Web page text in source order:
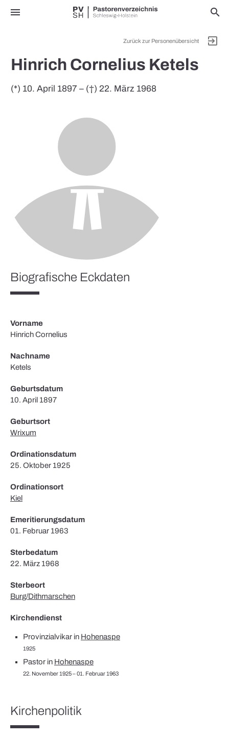
menu search
Zurück zur Personenübersicht exit_to_app
Hinrich Cornelius Ketels
(*) 10. April 1897 – (†) 22. März 1968
Biografische Eckdaten
Vorname
Hinrich Cornelius
Nachname
Ketels
Geburtsdatum
10. April 1897
Geburtsort
Wrixum
Ordinationsdatum
25. Oktober 1925
Ordinationsort
Kiel
Emeritierungsdatum
01. Februar 1963
Sterbedatum
22. März 1968
Sterbeort
Burg/Dithmarschen
Kirchendienst
Provinzialvikar in Hohenaspe
1925
Pastor in Hohenaspe
22. November 1925 – 01. Februar 1963
Kirchenpolitik